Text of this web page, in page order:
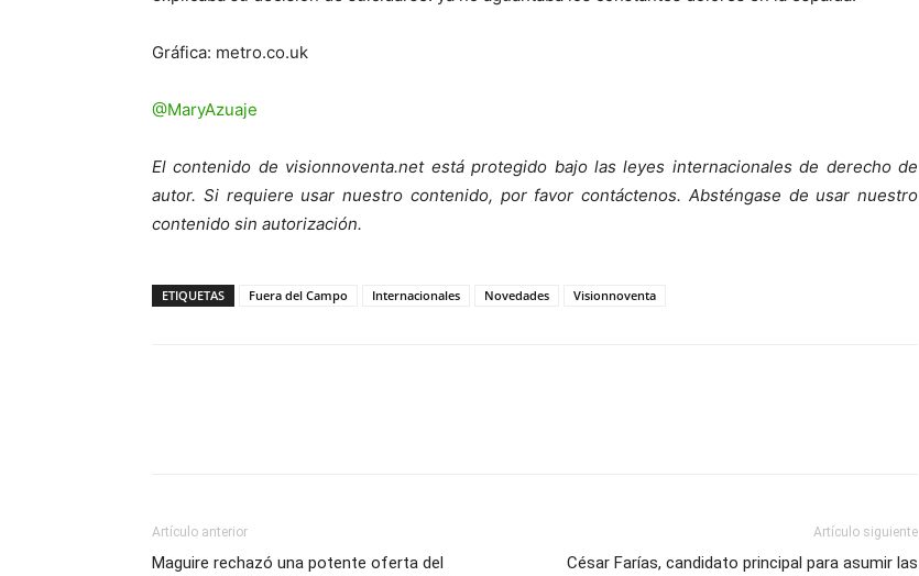
Gráfica: metro.co.uk
@MaryAzuaje
El contenido de visionnoventa.net está protegido bajo las leyes internacionales de derecho de
autor. Si requiere usar nuestro contenido, por favor contáctenos. Absténgase de usar nuestro
contenido sin autorización.
ETIQUETAS Fuera del Campo Internacionales Novedades Visionnoventa
Artículo anterior
Maguire rechazó una potente oferta del
Artículo siguiente
César Farías, candidato principal para asumir las